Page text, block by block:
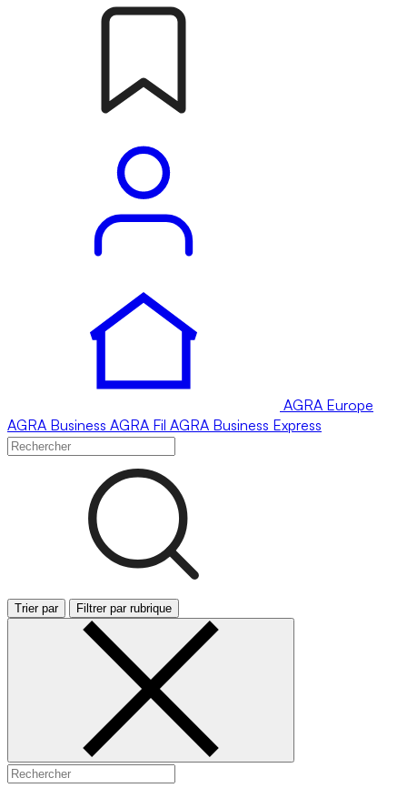
AGRA Europe
AGRA Business AGRA Fil AGRA Business Express
Trier par Filtrer par rubrique